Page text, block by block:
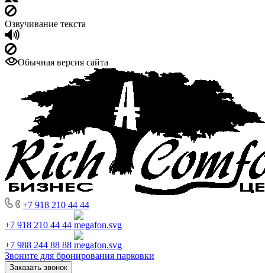
Озвучивание текста
Обычная версия сайта
+7 918 210 44 44
+7 918 210 44 44
+7 988 244 88 88
Звоните для бронирования парковки
Заказать звонок